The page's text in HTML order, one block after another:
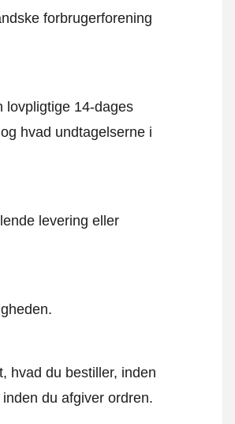
forbrugerforening
lovpligtige 14-dages
hvad undtagelserne i
levering eller
hvad du bestiller, inden
du afgiver ordren.